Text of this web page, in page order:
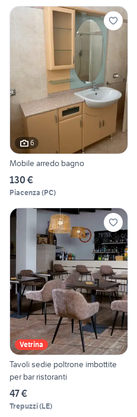
6
Mobile arredo bagno
130 €
Piacenza (PC)
Vetrina
Tavoli sedie poltrone imbottite
per bar ristoranti
47 €
Trepuzzi(LE)